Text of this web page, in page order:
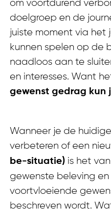
om voortdurend
doelgroep en de
juiste moment via het
kunnen spelen op de
naadloos aan te
en interesses. Want
gewenst gedrag kun
Wanneer je de
verbeteren of een
be-situatie) is het
gewenste beleving
voortvloeiende
beschreven wordt.